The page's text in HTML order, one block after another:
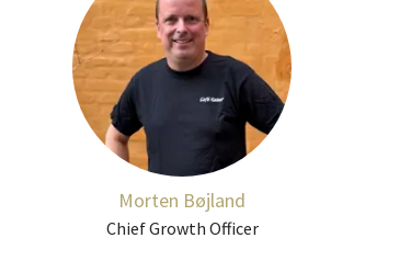
Morten Bøjland
Chief Growth Officer